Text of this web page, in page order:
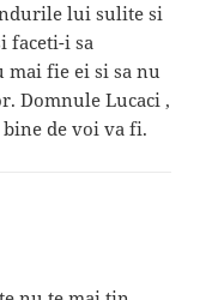
lui sulite si
faceti-i sa
mai fie ei si sa nu
Domnule Lucaci ,
de voi va fi.